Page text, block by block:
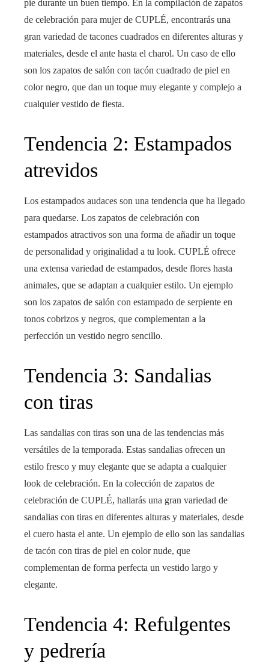
pie durante un buen tiempo. En la compilación de zapatos
de celebración para mujer de CUPLÉ, encontrarás una
gran variedad de tacones cuadrados en diferentes alturas y
materiales, desde el ante hasta el charol. Un caso de ello
son los zapatos de salón con tacón cuadrado de piel en
color negro, que dan un toque muy elegante y complejo a
cualquier vestido de fiesta.
Tendencia 2: Estampados
atrevidos
Los estampados audaces son una tendencia que ha llegado
para quedarse. Los zapatos de celebración con
estampados atractivos son una forma de añadir un toque
de personalidad y originalidad a tu look. CUPLÉ ofrece
una extensa variedad de estampados, desde flores hasta
animales, que se adaptan a cualquier estilo. Un ejemplo
son los zapatos de salón con estampado de serpiente en
tonos cobrizos y negros, que complementan a la
perfección un vestido negro sencillo.
Tendencia 3: Sandalias
con tiras
Las sandalias con tiras son una de las tendencias más
versátiles de la temporada. Estas sandalias ofrecen un
estilo fresco y muy elegante que se adapta a cualquier
look de celebración. En la colección de zapatos de
celebración de CUPLÉ, hallarás una gran variedad de
sandalias con tiras en diferentes alturas y materiales, desde
el cuero hasta el ante. Un ejemplo de ello son las sandalias
de tacón con tiras de piel en color nude, que
complementan de forma perfecta un vestido largo y
elegante.
Tendencia 4: Refulgentes
y pedrería